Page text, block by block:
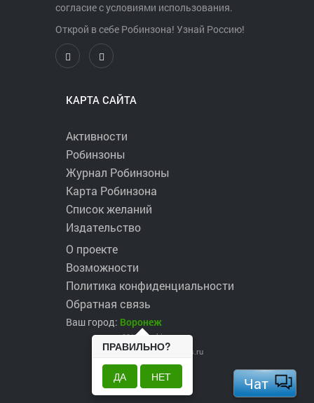
согласие с условиями использования.
Открой в себе Робинзона! Узнай Россию!
КАРТА САЙТА
Активности
Робинзоны
Журнал Робинзоны
Карта Робинзона
Список желаний
Издательство
О проекте
Возможности
Политика конфиденциальности
Обратная связь
Ваш город: Воронеж
ПРАВИЛЬНО?
ДА НЕТ
2017 ©robinzons.ru
robinzons@robinzons.ru
Чат